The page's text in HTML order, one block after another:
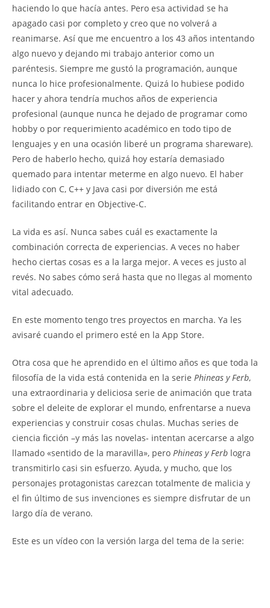
haciendo lo que hacía antes. Pero esa actividad se ha
apagado casi por completo y creo que no volverá a
reanimarse. Así que me encuentro a los 43 años intentando
algo nuevo y dejando mi trabajo anterior como un
paréntesis. Siempre me gustó la programación, aunque
nunca lo hice profesionalmente. Quizá lo hubiese podido
hacer y ahora tendría muchos años de experiencia
profesional (aunque nunca he dejado de programar como
hobby o por requerimiento académico en todo tipo de
lenguajes y en una ocasión liberé un programa shareware).
Pero de haberlo hecho, quizá hoy estaría demasiado
quemado para intentar meterme en algo nuevo. El haber
lidiado con C, C++ y Java casi por diversión me está
facilitando entrar en Objective-C.
La vida es así. Nunca sabes cuál es exactamente la
combinación correcta de experiencias. A veces no haber
hecho ciertas cosas es a la larga mejor. A veces es justo al
revés. No sabes cómo será hasta que no llegas al momento
vital adecuado.
En este momento tengo tres proyectos en marcha. Ya les
avisaré cuando el primero esté en la App Store.
Otra cosa que he aprendido en el último años es que toda la
filosofía de la vida está contenida en la serie Phineas y Ferb,
una extraordinaria y deliciosa serie de animación que trata
sobre el deleite de explorar el mundo, enfrentarse a nueva
experiencias y construir cosas chulas. Muchas series de
ciencia ficción –y más las novelas- intentan acercarse a algo
llamado «sentido de la maravilla», pero Phineas y Ferb logra
transmitirlo casi sin esfuerzo. Ayuda, y mucho, que los
personajes protagonistas carezcan totalmente de malicia y
el fin último de sus invenciones es siempre disfrutar de un
largo día de verano.
Este es un vídeo con la versión larga del tema de la serie: